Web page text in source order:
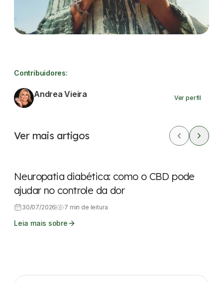
Contribuidores:
Andrea Vieira Ver perfil
Ver mais artigos
CBD Dores
Neuropatia diabética: como o CBD pode
ajudar no controle da dor
30/07/2026 7 min de leitura
Leia mais sobre